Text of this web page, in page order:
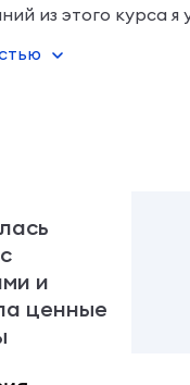
из этого курса я
и
ценные